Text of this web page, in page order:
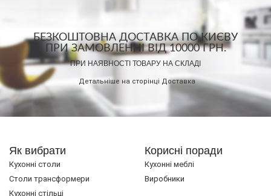
БЕЗКОШТОВНА ДОСТАВКА ПО КИЄВУ
ПРИ ЗАМОВЛЕННІ ВІД 10000 ГРН.
ПРИ НАЯВНОСТІ ТОВАРУ НА СКЛАДІ
Детальніше на сторінці Доставка
Як вибрати
Кухонні столи
Cтоли трансформери
Кухонні стільці
Корисні поради
Кухонні меблі
Виробники